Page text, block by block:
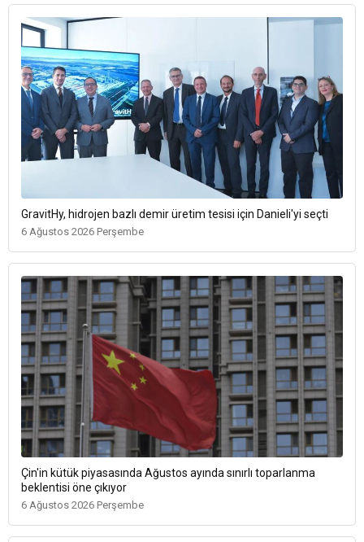
GravitHy, hidrojen bazlı demir üretim tesisi için Danieli'yi seçti
6 Ağustos 2026 Perşembe
Çin'in kütük piyasasında Ağustos ayında sınırlı toparlanma
beklentisi öne çıkıyor
6 Ağustos 2026 Perşembe